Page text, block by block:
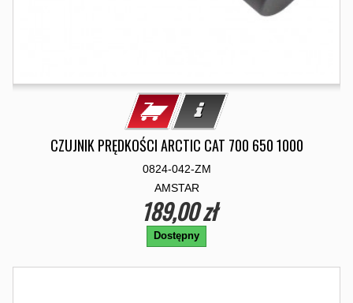
CZUJNIK PRĘDKOŚCI ARCTIC CAT 700 650 1000
0824-042-ZM
AMSTAR
189,00 zł
Dostępny